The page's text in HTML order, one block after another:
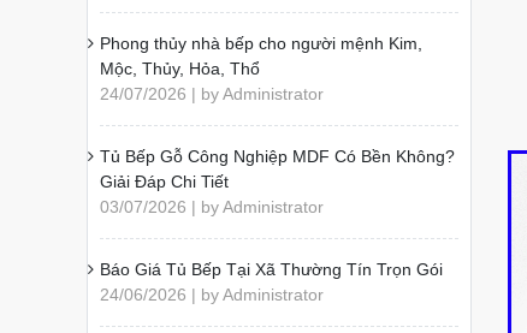
Phong thủy nhà bếp cho người mệnh Kim,
Mộc, Thủy, Hỏa, Thổ
24/07/2026 | by Administrator
Tủ Bếp Gỗ Công Nghiệp MDF Có Bền Không?
Giải Đáp Chi Tiết
03/07/2026 | by Administrator
Báo Giá Tủ Bếp Tại Xã Thường Tín Trọn Gói
24/06/2026 | by Administrator